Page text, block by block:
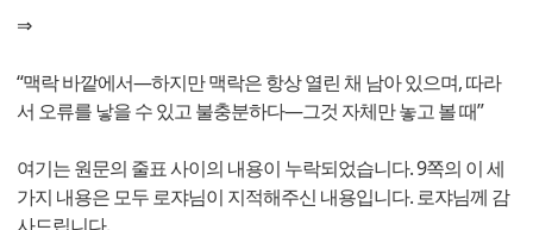
⇒
“맥락 바깥에서―하지만 맥락은 항상 열린 채 남아 있으며, 따라
서 오류를 낳을 수 있고 불충분하다―그것 자체만 놓고 볼 때”
여기는 원문의 줄표 사이의 내용이 누락되었습니다. 9쪽의 이 세
가지 내용은 모두 로쟈님이 지적해주신 내용입니다. 로쟈님께 감